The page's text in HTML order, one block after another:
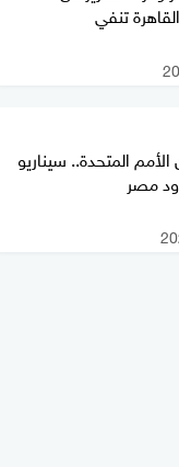
تنفي
المتحدة.. سيناريو